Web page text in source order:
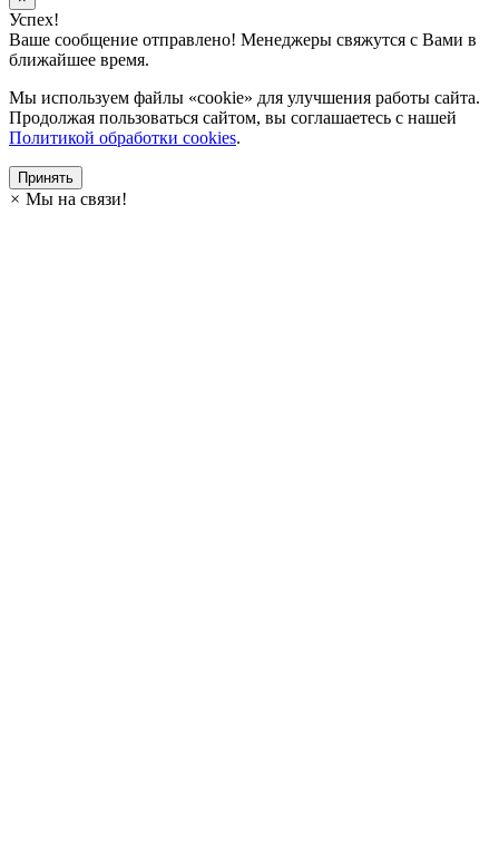
Успех!
Ваше сообщение отправлено! Менеджеры свяжутся с Вами в
ближайшее время.
Мы используем файлы «cookie» для улучшения работы сайта.
Продолжая пользоваться сайтом, вы соглашаетесь с нашей
Политикой обработки cookies.
Принять
× Мы на связи!